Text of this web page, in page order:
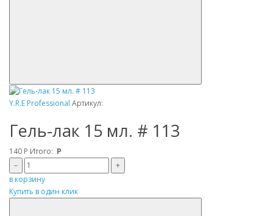
Y.R.E Professional Артикул:
Гель-лак 15 мл. # 113
140 Р Итого: Р
–
+
в корзину
Купить в один клик